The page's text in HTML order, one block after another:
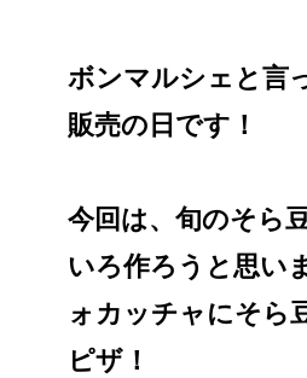
ボンマルシェと言
販売の日です！
今回は、旬のそら
いろ作ろうと思い
ォカッチャにそら
ピザ！